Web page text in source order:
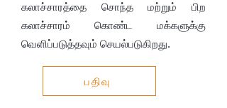
கலாச்சாரத்தை சொந்த மற்றும் பிற
கலாச்சாரம் கொண்ட மக்களுக்கு
வெளிப்படுத்தவும் செயல்படுகிறது.
பதிவு